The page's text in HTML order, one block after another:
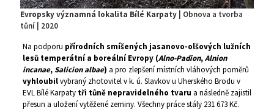
Evropsky významná lokalita Bílé Karpaty | Obnova a tvorba
tůní | 2020
Na podporu přírodních smíšených jasanovo­-olšových lužních
lesů temperátní a boreální Evropy (Alno-Padion,Alnion
incanae, Salicionalbae) a pro zlepšení místních vláhových poměrů
vyhloubilvybraný zhotovitel v k. ú. Slavkov u Uherského Brodu v
EVL Bílé Karpaty tři tůně nepravidelného tvaru a následně zajistil
přesun a uložení vytěžené zeminy. Všechny práce stály 231 673 Kč.